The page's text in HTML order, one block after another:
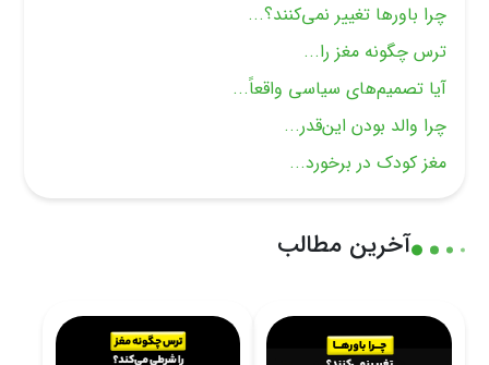
چرا باورها تغییر نمی‌کنند؟...
ترس چگونه مغز را...
آیا تصمیم‌های سیاسی واقعاً...
چرا والد بودن این‌قدر...
مغز کودک در برخورد...
آخرین مطالب